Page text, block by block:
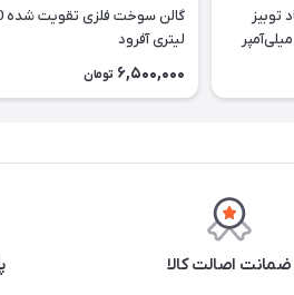
توبیز
لیتری آفرود
6,500,000 تومان
ضمانت اصالت کالا